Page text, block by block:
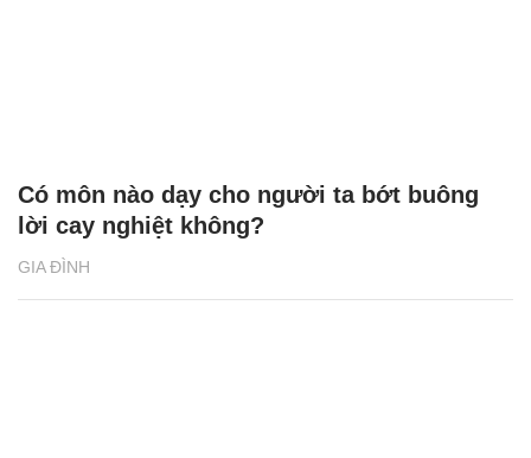
GIA ĐÌNH
Có môn nào dạy cho người ta bớt buông
lời cay nghiệt không?